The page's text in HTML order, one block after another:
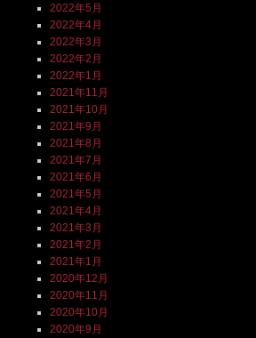
2022年5月
2022年4月
2022年3月
2022年2月
2022年1月
2021年11月
2021年10月
2021年9月
2021年8月
2021年7月
2021年6月
2021年5月
2021年4月
2021年3月
2021年2月
2021年1月
2020年12月
2020年11月
2020年10月
2020年9月